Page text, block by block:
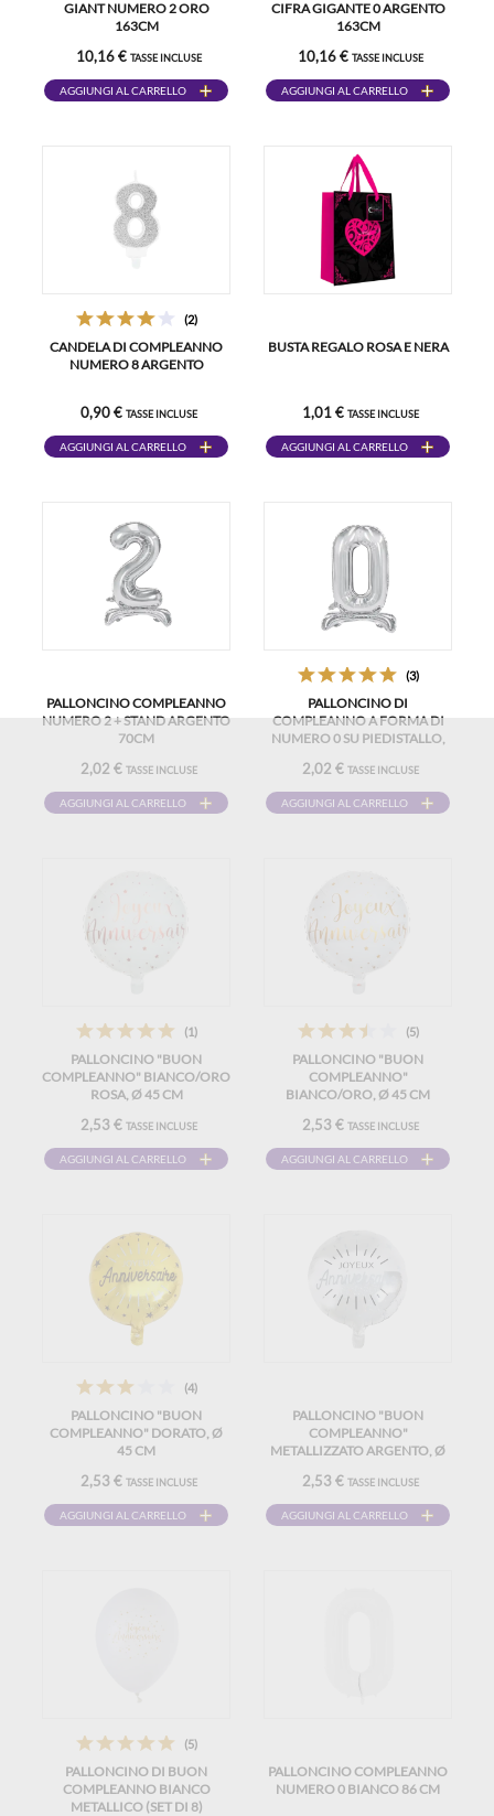
GIANT NUMERO 2 ORO
163CM
10,16 € TASSE INCLUSE
AGGIUNGI AL CARRELLO
CIFRA GIGANTE 0 ARGENTO
163CM
10,16 € TASSE INCLUSE
AGGIUNGI AL CARRELLO
(2)
CANDELA DI COMPLEANNO
NUMERO 8 ARGENTO
0,90 € TASSE INCLUSE
AGGIUNGI AL CARRELLO
BUSTA REGALO ROSA E NERA
1,01 € TASSE INCLUSE
AGGIUNGI AL CARRELLO
PALLONCINO COMPLEANNO
NUMERO 2 + STAND ARGENTO
70CM
2,02 € TASSE INCLUSE
AGGIUNGI AL CARRELLO
(3)
PALLONCINO DI
COMPLEANNO A FORMA DI
NUMERO 0 SU PIEDISTALLO,
2,02 € TASSE INCLUSE
AGGIUNGI AL CARRELLO
(1)
PALLONCINO "BUON
COMPLEANNO" BIANCO/ORO
ROSA, Ø 45 CM
2,53 € TASSE INCLUSE
AGGIUNGI AL CARRELLO
(5)
PALLONCINO "BUON
COMPLEANNO"
BIANCO/ORO, Ø 45 CM
2,53 € TASSE INCLUSE
AGGIUNGI AL CARRELLO
(4)
PALLONCINO "BUON
COMPLEANNO" DORATO, Ø
45 CM
2,53 € TASSE INCLUSE
AGGIUNGI AL CARRELLO
PALLONCINO "BUON
COMPLEANNO"
METALLIZZATO ARGENTO, Ø
2,53 € TASSE INCLUSE
AGGIUNGI AL CARRELLO
(5)
PALLONCINO DI BUON
COMPLEANNO BIANCO
METALLICO (SET DI 8)
PALLONCINO COMPLEANNO
NUMERO 0 BIANCO 86 CM